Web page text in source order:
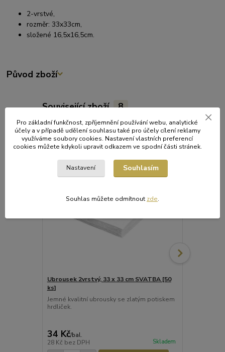
2-vrstvé,
rozměr: 33x33cm,
složené 16,5x16,5cm.
Původ zboží
Související zboží 8
Ubrousek 2vrstvý, 33 x 33 cm SVATBA [50
ks]
Jemné kvalitní ubrousky se zlatým potiskem
hrdliček.
34 Kč/bal.
28 Kč bez DPH Skladem
Pro základní funkčnost, zpříjemnění používání webu, analytické
účely a v případě udělení souhlasu také pro účely cílení reklamy
využíváme soubory cookies. Nastavení vlastních preferencí
cookies můžete kdykoli upravit odkazem ve spodní části stránek.
Nastavení Souhlasím
Souhlas můžete odmítnout zde.